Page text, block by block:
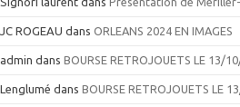
JC ROGEAU dans ORLEANS 2024 EN IMAGES
admin dans BOURSE RETROJOUETS LE 13/
Lenglumé dans BOURSE RETROJOUETS LE